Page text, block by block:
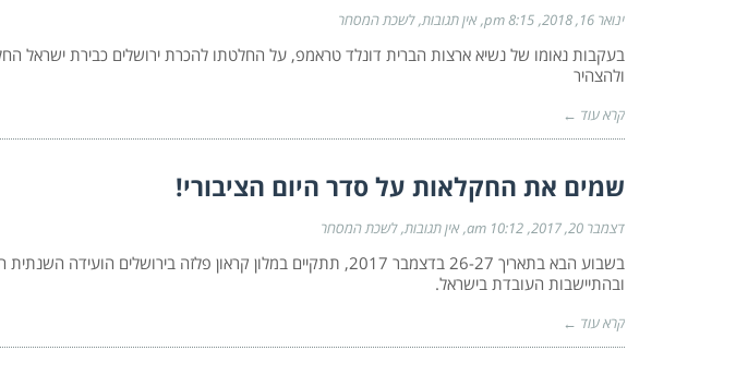
ינואר 16, 2018 8:15 pm אין תגובות לשכת המסחר
בעקבות נאומו של נשיא ארצות הברית דונלד טראמפ, על החלטתו להכרת ירושלים כבירת ישראל
ולהצהיר
קרא עוד ←
שמים את החקלאות על סדר היום הציבורי!
דצמבר 20, 2017 10:12 am אין תגובות לשכת המסחר
בשבוע הבא בתאריך 26-27 בדצמבר 2017, תתקיים במלון קראון פלזה
ובהתיישבות העובדת בישראל.
קרא עוד ←